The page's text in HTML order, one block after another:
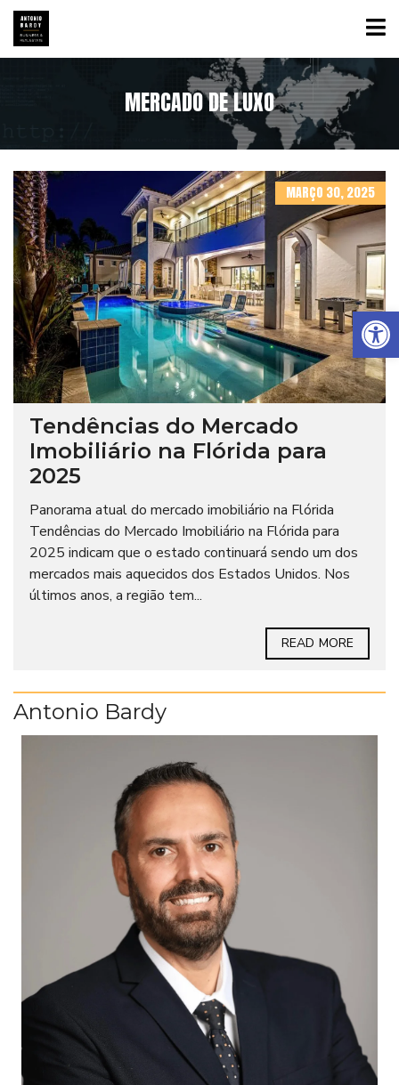
Abrir a barra de ferramentas
MERCADO DE LUXO
MARÇO 30, 2025
Tendências do Mercado
Imobiliário na Flórida para
2025
Panorama atual do mercado imobiliário na Flórida
Tendências do Mercado Imobiliário na Flórida para
2025 indicam que o estado continuará sendo um dos
mercados mais aquecidos dos Estados Unidos. Nos
últimos anos, a região tem...
READ MORE
Antonio Bardy